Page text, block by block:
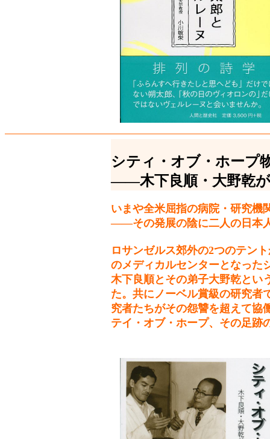
シティ・オブ・ホープ
――木下良順・大野乾
いまや全米屈指の病院・研究機
――その発展の陰に二人の日本
ロサンゼルス郊外の2つのテン
のメディカルセンターとなった
木下良順とその弟子大野乾とい
た。共にノーベル賞級の研究者
究者たちがその怨讐を超えて協
テイ・オブ・ホープ、その足跡